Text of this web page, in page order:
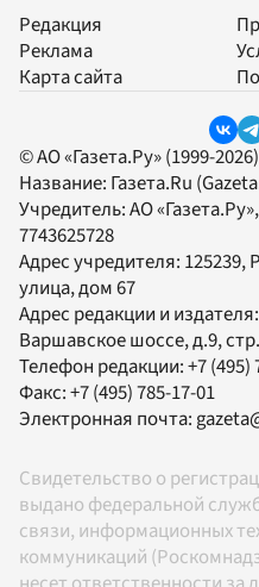
Редакция
Реклама
Карта сайта
© АО «Газета.Ру» (1999-
Название: Газета.Ru
Учредитель:АО «Газета.Ру»
7743625728
Адрес учредителя:
улица, дом 67
Адрес редакции и издателя:
Варшавское шоссе, д.9,
Телефон редакции:+7 (495)
Факс:+7 (495) 785-17-01
Электронная почта:
Свидетельство о
выдано федеральной
связи, информационных
коммуникаций